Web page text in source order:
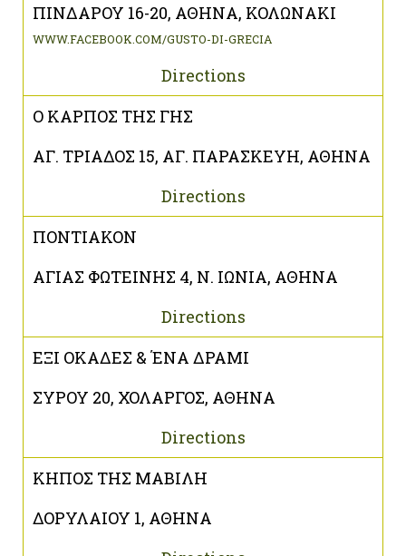
ΠΙΝΔΑΡΟΥ 16-20, ΑΘΗΝΑ, ΚΟΛΩΝΑΚΙ
WWW.FACEBOOK.COM/GUSTO-DI-GRECIA
Directions
Ο ΚΑΡΠΟΣ ΤΗΣ ΓΗΣ
ΑΓ. ΤΡΙΑΔΟΣ 15, ΑΓ. ΠΑΡΑΣΚΕΥΗ, ΑΘΗΝΑ
Directions
ΠΟΝΤΙΑΚΟΝ
ΑΓΙΑΣ ΦΩΤΕΙΝΗΣ 4, Ν. ΙΩΝΙΑ, ΑΘΗΝΑ
Directions
ΕΞΙ ΟΚΑΔΕΣ & ΈΝΑ ΔΡΑΜΙ
ΣΥΡΟΥ 20, ΧΟΛΑΡΓΟΣ, ΑΘΗΝΑ
Directions
ΚΗΠΟΣ ΤΗΣ ΜΑΒΙΛΗ
ΔΟΡΥΛΑΙΟΥ 1, ΑΘΗΝΑ